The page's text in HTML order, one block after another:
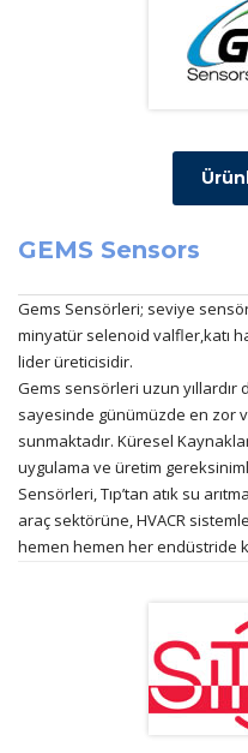
GEMS Sensors
Gems Sensörleri; seviye
minyatür selenoid valfler,katı
lider üreticisidir.
Gems sensörleri uzun
sayesinde günümüzde en zor
sunmaktadır. Küresel
uygulama ve üretim
Sensörleri, Tıp’tan atık su
araç sektörüne, HVACR
hemen hemen her endüstride